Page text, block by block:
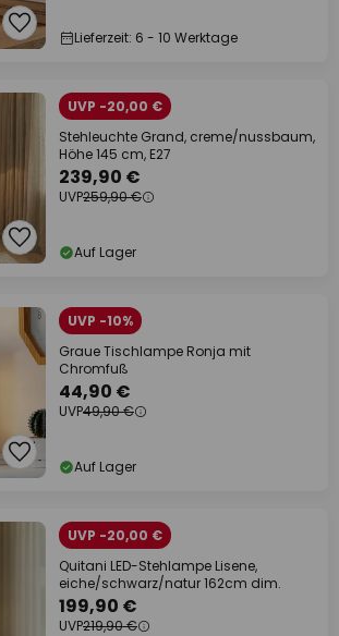
Lieferzeit: 6 - 10 Werktage
UVP -20,00 €
Stehleuchte Grand, creme/nussbaum,
Höhe 145 cm, E27
239,90 €
UVP259,90 €
Auf Lager
UVP -10%
Graue Tischlampe Ronja mit
Chromfuß
44,90 €
UVP49,90 €
Auf Lager
UVP -20,00 €
Quitani LED-Stehlampe Lisene,
eiche/schwarz/natur 162cm dim.
199,90 €
UVP219,90 €